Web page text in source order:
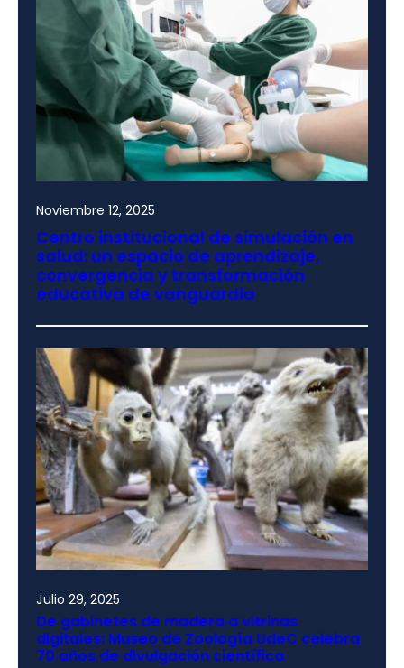
Noviembre 12, 2025
Centro institucional de simulación en
salud: un espacio de aprendizaje,
convergencia y transformación
educativa de vanguardia
Julio 29, 2025
De gabinetes de madera a vitrinas
digitales: Museo de Zoología UdeC celebra
70 años de divulgación científica